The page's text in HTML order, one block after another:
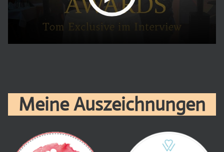
Meine Auszeichnungen